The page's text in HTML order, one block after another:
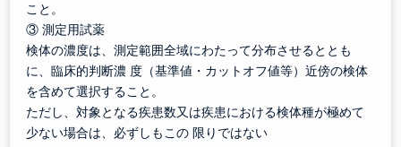
こと。
③ 測定用試薬
検体の濃度は、測定範囲全域にわたって分布させるととも
に、臨床的判断濃 度（基準値・カットオフ値等）近傍の検体
を含めて選択すること。
ただし、対象となる疾患数又は疾患における検体種が極めて
少ない場合は、必ずしもこの 限りではない